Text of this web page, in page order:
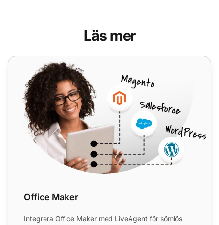
Läs mer
Office Maker
Office Maker
Integrera Office Maker med LiveAgent för sömlös